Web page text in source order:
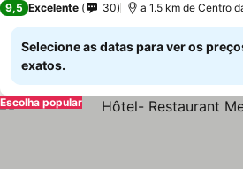
9,5 Excelente 30 a 1.5 km de Centro
Selecione as datas para ver os
exatos.
Escolha popular